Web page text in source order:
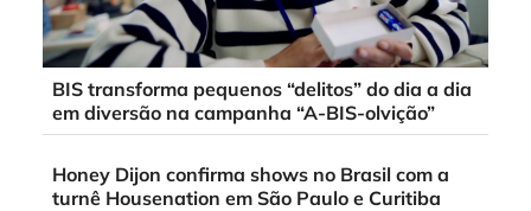
BIS transforma pequenos “delitos” do dia a dia
em diversão na campanha “A-BIS-olvição”
Honey Dijon confirma shows no Brasil com a
turnê Housenation em São Paulo e Curitiba